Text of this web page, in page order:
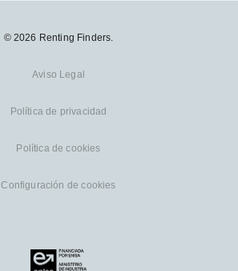
© 2026 Renting Finders.
Aviso Legal
Política de privacidad
Política de cookies
Configuración de cookies